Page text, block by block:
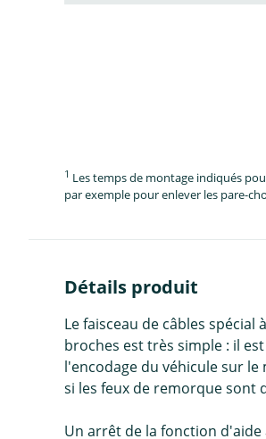
1 Les temps de montage indiqués
par exemple pour enlever les pare-
Détails produit
Le faisceau de câbles spécial
broches est très simple : il
l'encodage du véhicule sur
si les feux de remorque sont
Un arrêt de la fonction d'aide